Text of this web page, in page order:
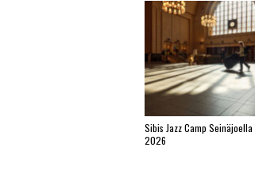
Sibis Jazz Camp Seinäjoella
2026